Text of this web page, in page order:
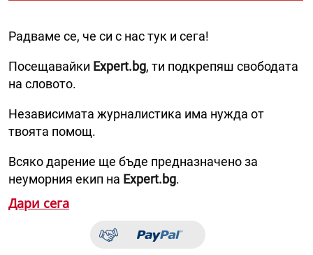
Радваме се, че си с нас тук и сега!
Посещавайки Expert.bg, ти подкрепяш свободата
на словото.
Независимата журналистика има нужда от
твоята помощ.
Всяко дарение ще бъде предназначено за
неуморния екип на Expert.bg.
Дари сега